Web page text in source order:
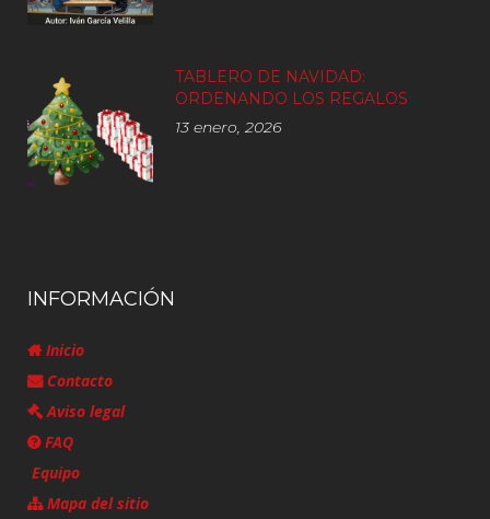
TABLERO DE NAVIDAD:
ORDENANDO LOS REGALOS
13 enero, 2026
INFORMACIÓN
Inicio
Contacto
Aviso legal
FAQ
Equipo
Mapa del sitio